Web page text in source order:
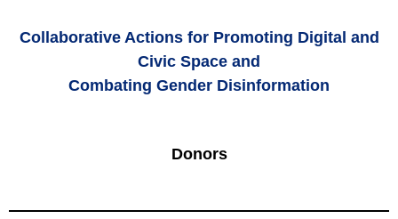
Collaborative Actions for Promoting Digital and
Civic Space and
Combating Gender Disinformation
Donors